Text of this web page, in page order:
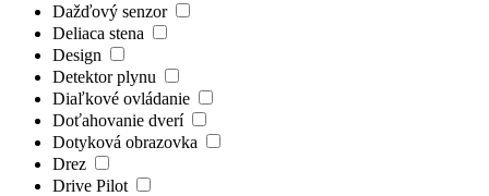
Dažďový senzor
Deliaca stena
Design
Detektor plynu
Diaľkové ovládanie
Doťahovanie dverí
Dotyková obrazovka
Drez
Drive Pilot